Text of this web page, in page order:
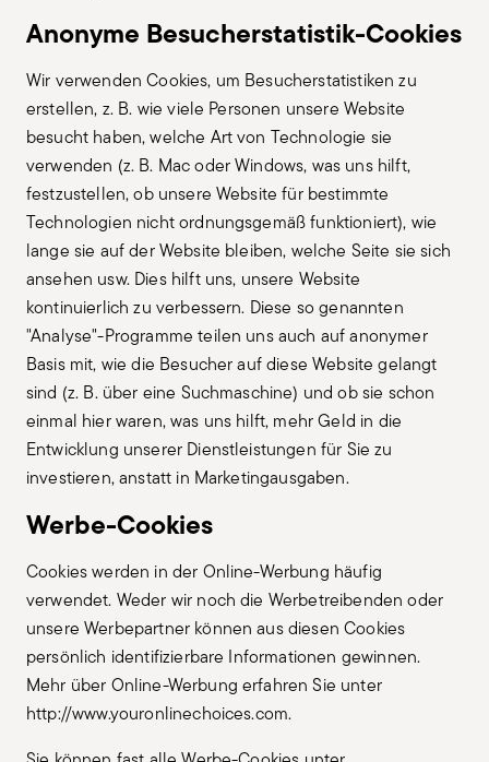
Anonyme Besucherstatistik-Cookies
Wir verwenden Cookies, um Besucherstatistiken zu
erstellen, z. B. wie viele Personen unsere Website
besucht haben, welche Art von Technologie sie
verwenden (z. B. Mac oder Windows, was uns hilft,
festzustellen, ob unsere Website für bestimmte
Technologien nicht ordnungsgemäß funktioniert), wie
lange sie auf der Website bleiben, welche Seite sie sich
ansehen usw. Dies hilft uns, unsere Website
kontinuierlich zu verbessern. Diese so genannten
"Analyse"-Programme teilen uns auch auf anonymer
Basis mit, wie die Besucher auf diese Website gelangt
sind (z. B. über eine Suchmaschine) und ob sie schon
einmal hier waren, was uns hilft, mehr Geld in die
Entwicklung unserer Dienstleistungen für Sie zu
investieren, anstatt in Marketingausgaben.
Werbe-Cookies
Cookies werden in der Online-Werbung häufig
verwendet. Weder wir noch die Werbetreibenden oder
unsere Werbepartner können aus diesen Cookies
persönlich identifizierbare Informationen gewinnen.
Mehr über Online-Werbung erfahren Sie unter
http://www.youronlinechoices.com.